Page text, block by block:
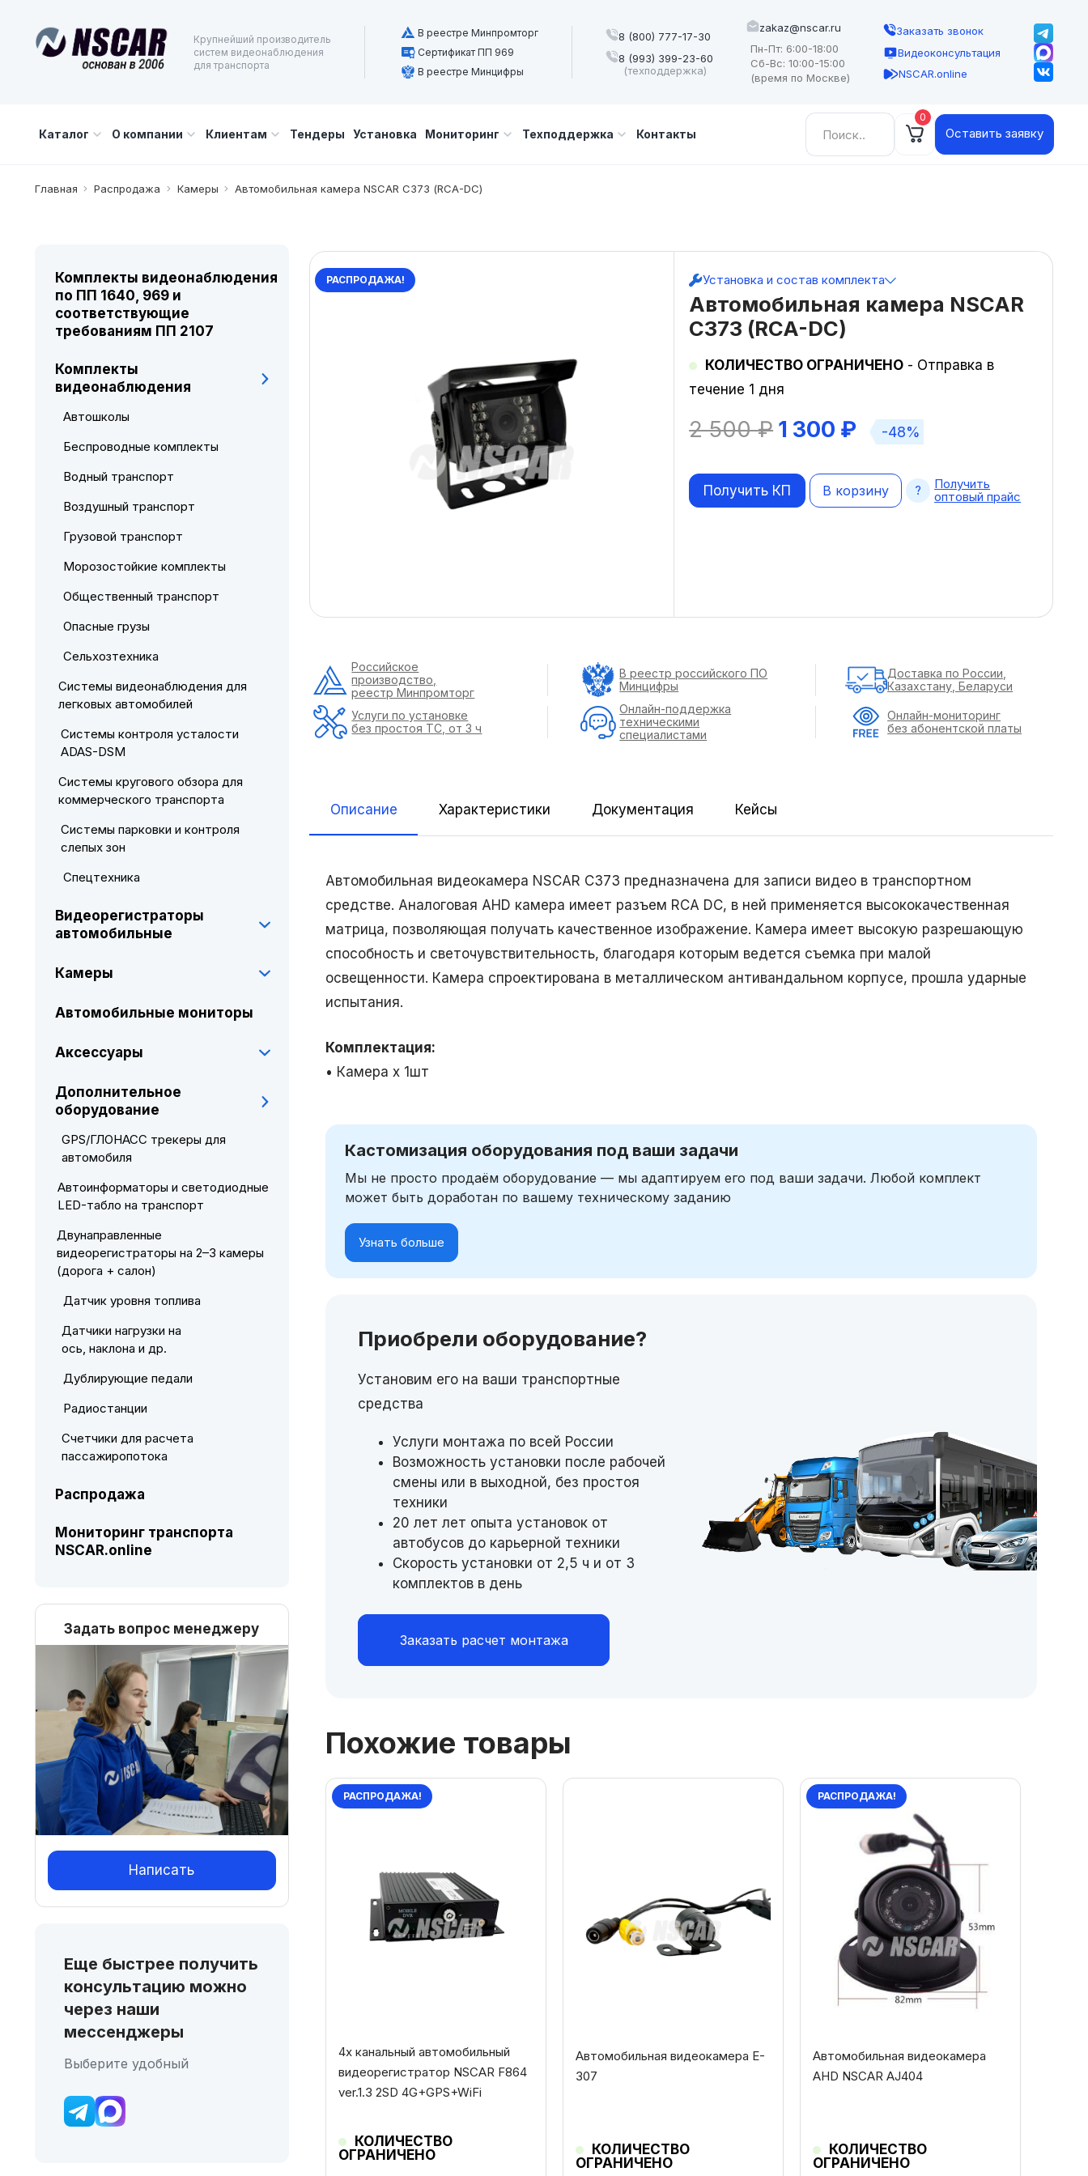
Крупнейший производитель
систем видеонаблюдения
для транспорта
В реестре Минпромторг
Сертификат ПП 969
В реестре Минцифры
8 (800) 777-17-30
8 (993) 399-23-60
(техподдержка)
zakaz@nscar.ru
Пн-Пт: 6:00-18:00
Сб-Вс: 10:00-15:00
(время по Москве)
Заказать звонок
Видеоконсультация
NSCAR.online
Каталог О компании Клиентам Тендеры Установка Мониторинг Техподдержка Контакты
Найти: 0
Оставить заявку
Главная Распродажа Камеры Автомобильная камера NSCAR С373 (RCA-DC)
РАСПРОДАЖА!
Автомобильная камера NSCAR
С373 (RCA-DC)
2 500₽ 1 300 ₽ -48%
КОЛИЧЕСТВО ОГРАНИЧЕНО - Отправка в
течение 1 дня
Установка и состав комплекта
В корзину
Получить КП
Получить
оптовый прайс
Описание Характеристики Документация Кейсы
Автомобильная видеокамера NSCAR С373 предназначена для записи видео в транспортном
средстве. Аналоговая AHD камера имеет разъем RCA DC, в ней применяется высококачественная
матрица, позволяющая получать качественное изображение. Камера имеет высокую разрешающую
способность и светочувствительность, благодаря которым ведется съемка при малой
освещенности. Камера спроектирована в металлическом антивандальном корпусе, прошла ударные
испытания.
Комплектация:
• Камера х 1шт
Кастомизация оборудования под ваши задачи
Мы не просто продаём оборудование — мы адаптируем его под ваши задачи. Любой комплект
может быть доработан по вашему техническому заданию
Узнать больше
Приобрели оборудование?
Установим его на ваши транспортные
средства
Услуги монтажа по всей России
Возможность установки после рабочей
смены или в выходной, без простоя
техники
20 лет лет опыта установок от
автобусов до карьерной техники
Скорость установки от 2,5 ч и от 3
комплектов в день
Заказать расчет монтажа
Похожие товары
РАСПРОДАЖА!
4х канальный автомобильный
видеорегистратор NSCAR F864
ver.1.3 2SD 4G+GPS+WiFi
КОЛИЧЕСТВО
ОГРАНИЧЕНО
Автомобильная видеокамера E-
307
КОЛИЧЕСТВО
ОГРАНИЧЕНО
РАСПРОДАЖА!
Автомобильная видеокамера
AHD NSCAR AJ404
КОЛИЧЕСТВО
ОГРАНИЧЕНО
Российское
производство,
реестр Минпромторг
В реестр российского ПО
Минцифры
Доставка по России,
Казахстану, Беларуси
Услуги по установке
без простоя ТС, от 3 ч
Онлайн-поддержка
техническими
специалистами
Онлайн-мониторинг
без абонентской платы
Комплекты видеонаблюдения
по ПП 1640, 969 и
соответствующие
требованиям ПП 2107
Комплекты
видеонаблюдения
Автошколы
Беспроводные комплекты
Водный транспорт
Воздушный транспорт
Грузовой транспорт
Морозостойкие комплекты
Общественный транспорт
Опасные грузы
Сельхозтехника
Системы видеонаблюдения для
легковых автомобилей
Системы контроля усталости
ADAS-DSM
Системы кругового обзора для
коммерческого транспорта
Системы парковки и контроля
слепых зон
Спецтехника
Видеорегистраторы
автомобильные
Камеры
Автомобильные мониторы
Аксессуары
Дополнительное
оборудование
GPS/ГЛОНАСС трекеры для
автомобиля
Автоинформаторы и светодиодные
LED-табло на транспорт
Двунаправленные
видеорегистраторы на 2–3 камеры
(дорога + салон)
Датчик уровня топлива
Датчики нагрузки на
ось, наклона и др.
Дублирующие педали
Радиостанции
Счетчики для расчета
пассажиропотока
Распродажа
Мониторинг транспорта
NSCAR.online
Задать вопрос менеджеру
Написать
Еще быстрее получить
консультацию можно
через наши
мессенджеры
Выберите удобный